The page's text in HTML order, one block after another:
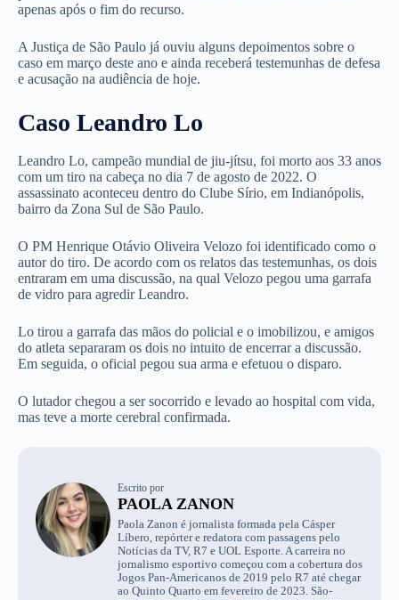
apenas após o fim do recurso.
A Justiça de São Paulo já ouviu alguns depoimentos sobre o
caso em março deste ano e ainda receberá testemunhas de defesa
e acusação na audiência de hoje.
Caso Leandro Lo
Leandro Lo, campeão mundial de jiu-jítsu, foi morto aos 33 anos
com um tiro na cabeça no dia 7 de agosto de 2022. O
assassinato aconteceu dentro do Clube Sírio, em Indianópolis,
bairro da Zona Sul de São Paulo.
O PM Henrique Otávio Oliveira Velozo foi identificado como o
autor do tiro. De acordo com os relatos das testemunhas, os dois
entraram em uma discussão, na qual Velozo pegou uma garrafa
de vidro para agredir Leandro.
Lo tirou a garrafa das mãos do policial e o imobilizou, e amigos
do atleta separaram os dois no intuito de encerrar a discussão.
Em seguida, o oficial pegou sua arma e efetuou o disparo.
O lutador chegou a ser socorrido e levado ao hospital com vida,
mas teve a morte cerebral confirmada.
Escrito por
PAOLA ZANON
Paola Zanon é jornalista formada pela Cásper
Líbero, repórter e redatora com passagens pelo
Notícias da TV, R7 e UOL Esporte. A carreira no
jornalismo esportivo começou com a cobertura dos
Jogos Pan-Americanos de 2019 pelo R7 até chegar
ao Quinto Quarto em fevereiro de 2023. São-